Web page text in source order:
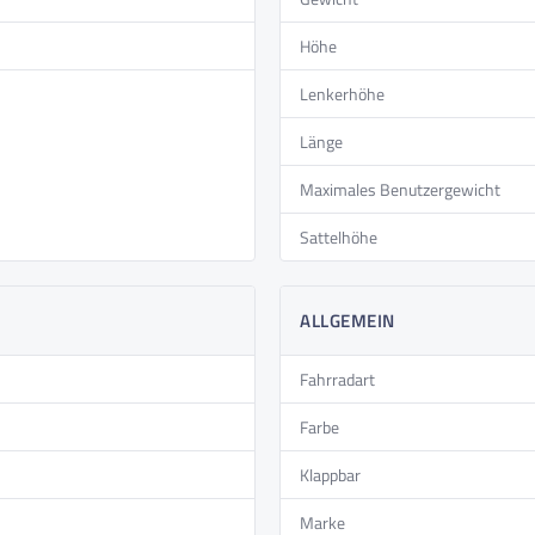
ausreichend Platz für Ihre Taschen und Einkäufe,
– die Tretunterstützung sorgt für eine sanfte und
Höhe
Lenkerhöhe
Länge
Maximales Benutzergewicht
Sattelhöhe
ALLGEMEIN
Fahrradart
Farbe
Klappbar
Marke